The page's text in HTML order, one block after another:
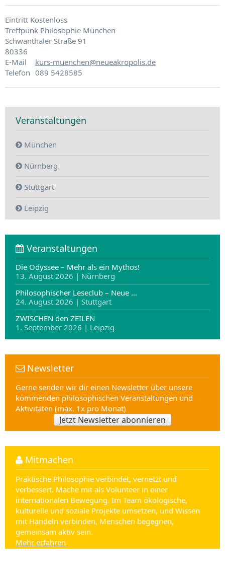
Eintritt Kostenloss
Treffpunk Philosophie München
Schwanthaler Straße 91
80336
E-Mail
kurs-muenchen@neueakropolis.de
Telefon 089 5428585
Veranstaltungen
München
Nürnberg
Stuttgart
Leipzig
Veranstaltungen
Die Odyssee – Mehr als ein Mythos!
13. August 2026 | Nürnberg
Philosophischer Leseclub – Neue …
24. August 2026 | Stuttgart
ZWISCHEN den ZEILEN
1. September 2026 | Leipzig
Newsletter
Gerne senden wir dir einen Newsletter über unsere
kommenden philosophischen Veranstaltungen und
Aktivitäten (max. 1x pro Monat)
Jetzt Newsletter abonnieren
Mitmachen
Praktische Philosophie verbindet, vernetzt und
verbessert. Mache mit als Volunteer in einer
internationalen Bewegung. Im Team ökologische,
kulturelle und soziale Projekte umsetzen, und Wissen
mit Handeln verbinden, Menschen begegnen,
gemeinsam aktiv sein.
Mehr erfahren